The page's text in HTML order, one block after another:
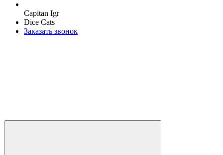
Capitan Igr
Dice Cats
Заказать звонок